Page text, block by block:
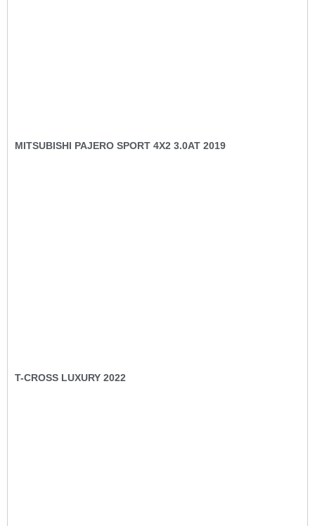
MITSUBISHI PAJERO SPORT 4X2 3.0AT 2019
T-CROSS LUXURY 2022